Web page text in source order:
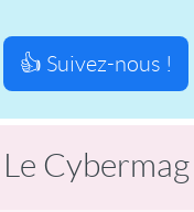
👍 Suivez-nous !
Le Cybermag